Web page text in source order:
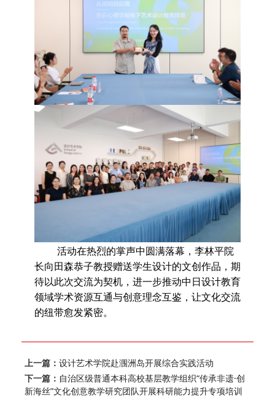
活动在热烈的掌声中圆满落幕，李林平院
长向田森恭子教授赠送学生设计的文创作品， 期
待以此次交流为契机， 进一步推动中日设计教育
领域学术资源互通与创意理念互鉴，让文化交流
的纽带愈发紧密。
上一篇： 设计艺术学院赴涠洲岛开展综合实践活动
下一篇： 自治区级普通本科高校基层教学组织“传承非遗·创
新海丝”文化创意教学研究团队开展科研能力提升专项培训